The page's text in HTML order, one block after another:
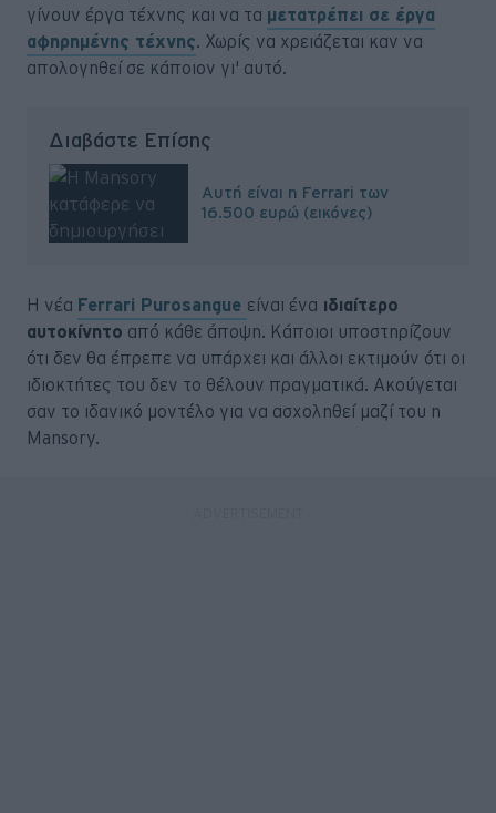
γίνουν έργα τέχνης και να τα μετατρέπει σε έργα
αφηρημένης τέχνης. Χωρίς να χρειάζεται καν να
απολογηθεί σε κάποιον γι' αυτό.
Διαβάστε Επίσης
Αυτή είναι η Ferrari των
16.500 ευρώ (εικόνες)
Η νέα Ferrari Purosangue είναι ένα ιδιαίτερο
αυτοκίνητο από κάθε άποψη. Κάποιοι υποστηρίζουν
ότι δεν θα έπρεπε να υπάρχει και άλλοι εκτιμούν ότι οι
ιδιοκτήτες του δεν το θέλουν πραγματικά. Ακούγεται
σαν το ιδανικό μοντέλο για να ασχοληθεί μαζί του η
Mansory.